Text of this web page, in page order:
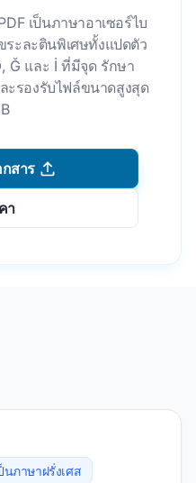
เป็นภาษาอาเซอร์ไบ
ะละตินพิเศษทั้งแปดตัว
Ğ และ İ ที่มีจุด รักษา
ะรองรับไฟล์ขนาดสูงสุด
สาร
า
นภาษาฝรั่งเศส